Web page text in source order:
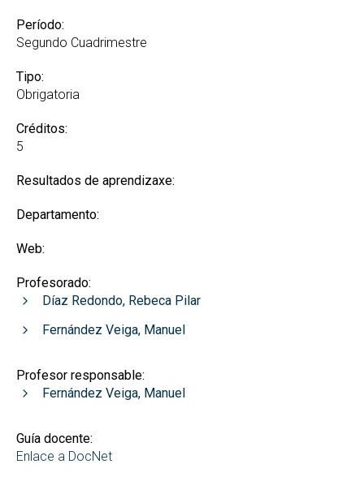
Período:
Segundo Cuadrimestre
Tipo:
Obrigatoria
Créditos:
5
Resultados de aprendizaxe:
Departamento:
Web:
Profesorado:
Díaz Redondo, Rebeca Pilar
Fernández Veiga, Manuel
Profesor responsable:
Fernández Veiga, Manuel
Guía docente:
Enlace a DocNet